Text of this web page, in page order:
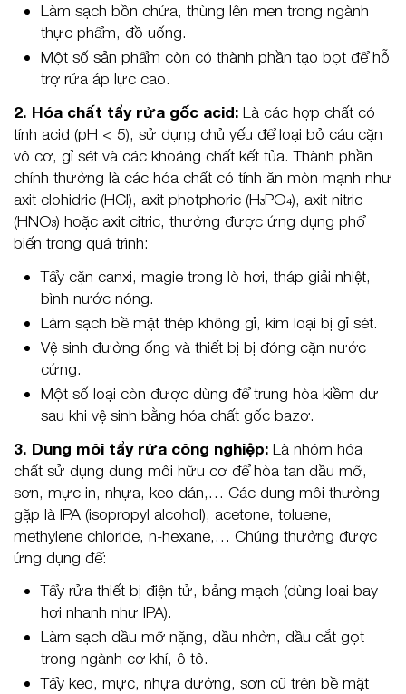
Làm sạch bồn chứa, thùng lên men trong ngành
thực phẩm, đồ uống.
Một số sản phẩm còn có thành phần tạo bọt để hỗ
trợ rửa áp lực cao.
2. Hóa chất tẩy rửa gốc acid: Là các hợp chất có
tính acid (pH < 5), sử dụng chủ yếu để loại bỏ cáu cặn
vô cơ, gỉ sét và các khoáng chất kết tủa. Thành phần
chính thường là các hóa chất có tính ăn mòn mạnh như
axit clohidric (HCl), axit photphoric (H₃PO₄), axit nitric
(HNO₃) hoặc axit citric, thường được ứng dụng phổ
biến trong quá trình:
Tẩy cặn canxi, magie trong lò hơi, tháp giải nhiệt,
bình nước nóng.
Làm sạch bề mặt thép không gỉ, kim loại bị gỉ sét.
Vệ sinh đường ống và thiết bị bị đóng cặn nước
cứng.
Một số loại còn được dùng để trung hòa kiềm dư
sau khi vệ sinh bằng hóa chất gốc bazơ.
3. Dung môi tẩy rửa công nghiệp: Là nhóm hóa
chất sử dụng dung môi hữu cơ để hòa tan dầu mỡ,
sơn, mực in, nhựa, keo dán,… Các dung môi thường
gặp là IPA (isopropyl alcohol), acetone, toluene,
methylene chloride, n-hexane,… Chúng thường được
ứng dụng để:
Tẩy rửa thiết bị điện tử, bảng mạch (dùng loại bay
hơi nhanh như IPA).
Làm sạch dầu mỡ nặng, dầu nhờn, dầu cắt gọt
trong ngành cơ khí, ô tô.
Tẩy keo, mực, nhựa đường, sơn cũ trên bề mặt